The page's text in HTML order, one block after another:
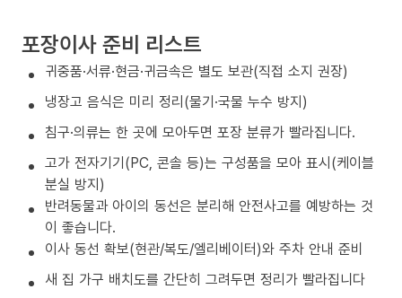
포장이사 준비 리스트
귀중품·서류·현금·귀금속은 별도 보관(직접 소지 권장)
냉장고 음식은 미리 정리(물기·국물 누수 방지)
침구·의류는 한 곳에 모아두면 포장 분류가 빨라집니다.
고가 전자기기(PC, 콘솔 등)는 구성품을 모아 표시(케이블
분실 방지)
반려동물과 아이의 동선은 분리해 안전사고를 예방하는 것
이 좋습니다.
이사 동선 확보(현관/복도/엘리베이터)와 주차 안내 준비
새 집 가구 배치도를 간단히 그려두면 정리가 빨라집니다